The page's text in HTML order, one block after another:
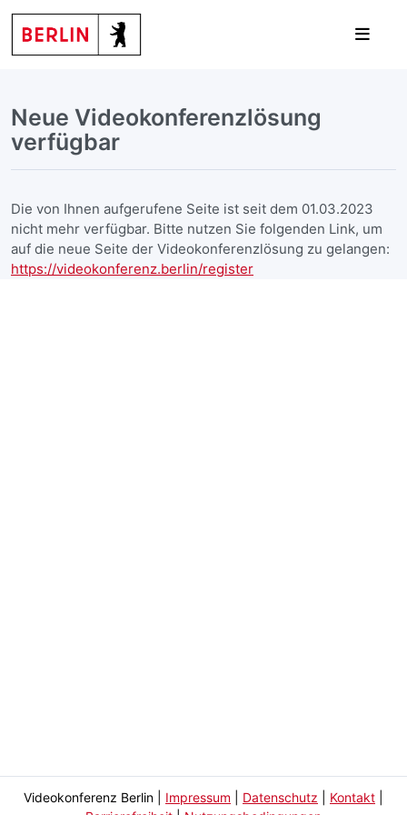
Neue Videokonferenzlösung
verfügbar
Die von Ihnen aufgerufene Seite ist seit dem 01.03.2023
nicht mehr verfügbar. Bitte nutzen Sie folgenden Link, um
auf die neue Seite der Videokonferenzlösung zu gelangen:
https://videokonferenz.berlin/register
Videokonferenz Berlin Impressum Datenschutz Kontakt